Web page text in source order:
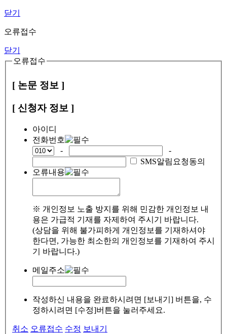
닫기
오류접수
닫기
오류접수
[ 논문 정보 ]
[ 신청자 정보 ]
아이디
전화번호
-
-
SMS알림요청동의
오류내용
※ 개인정보 노출 방지를 위해 민감한 개인정보 내
용은 가급적 기재를 자제하여 주시기 바랍니다.
(상담을 위해 불가피하게 개인정보를 기재하셔야
한다면, 가능한 최소한의 개인정보를 기재하여 주시
기 바랍니다.)
메일주소
작성하신 내용을 완료하시려면 [보내기] 버튼을, 수
정하시려면 [수정]버튼을 눌러주세요.
취소 오류접수 수정 보내기